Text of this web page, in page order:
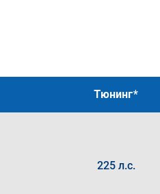
Тюнинг*
225 л.с.